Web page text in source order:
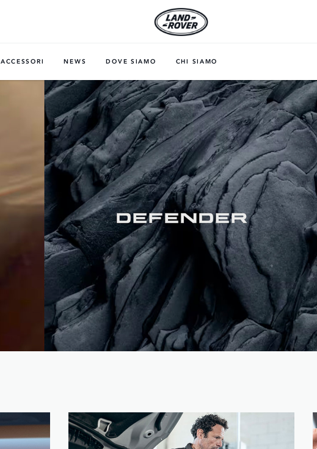
ACCESSORI NEWS DOVE SIAMO CHI SIAMO